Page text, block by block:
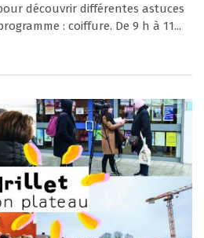
découvrir différentes astuces
: coiffure. De 9 h à 11...